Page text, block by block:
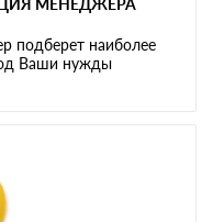
подберет наиболее
Ваши нужды